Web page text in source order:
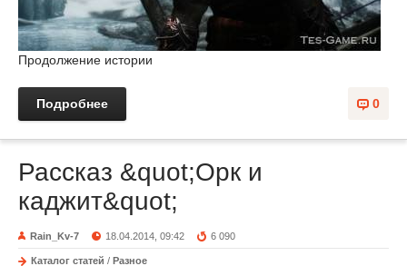
Продолжение истории
0
Подробнее
Рассказ &quot;Орк и
каджит&quot;
Rain_Kv-7 18.04.2014, 09:42 6 090
Каталог статей / Разное